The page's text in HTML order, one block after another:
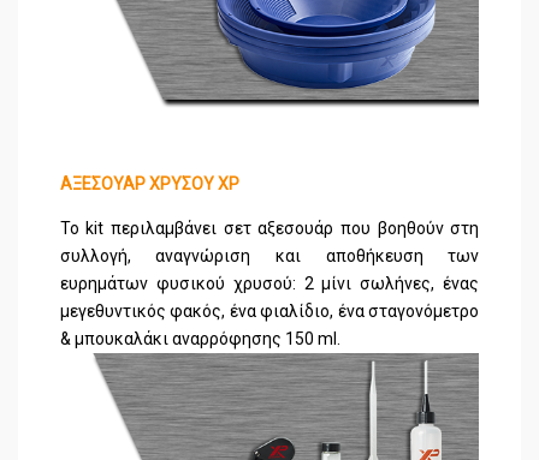
ΑΞΕΣΟΥΑΡ ΧΡΥΣΟΥ XP
Το kit περιλαμβάνει σετ αξεσουάρ που βοηθούν στη
συλλογή, αναγνώριση και αποθήκευση των
ευρημάτων φυσικού χρυσού: 2 μίνι σωλήνες, ένας
μεγεθυντικός φακός, ένα φιαλίδιο, ένα σταγονόμετρο
& μπουκαλάκι αναρρόφησης 150 ml.